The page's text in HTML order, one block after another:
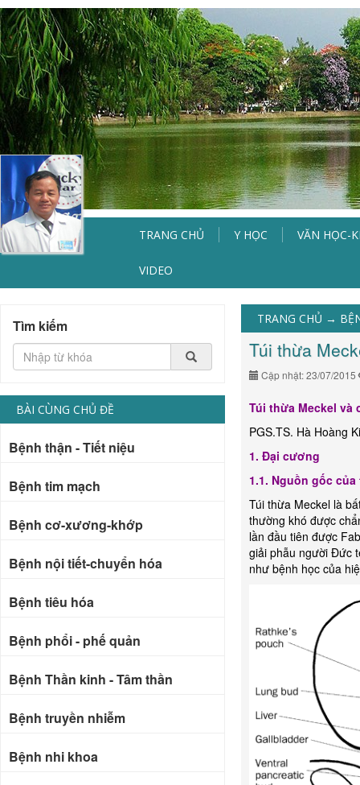
TRANG CHỦ Y HỌC VĂN HỌC-
VIDEO
TRANG CHỦ →
Túi thừa
Cập nhật: 23/07/2015
Túi thừa Meckel và
PGS.TS. Hà Hoàng
1. Đại cương
1.1. Nguồn gốc
Túi thừa Meckel là
thường khó được
lần đầu tiên được
giải phẫu người Đức
như bệnh học của
Tìm kiếm
BÀI CÙNG CHỦ ĐỀ
Bệnh thận - Tiết niệu
Bệnh tim mạch
Bệnh cơ-xương-khớp
Bệnh nội tiết-chuyển hóa
Bệnh tiêu hóa
Bệnh phổi - phế quản
Bệnh Thần kinh - Tâm thần
Bệnh truyền nhiễm
Bệnh nhi khoa